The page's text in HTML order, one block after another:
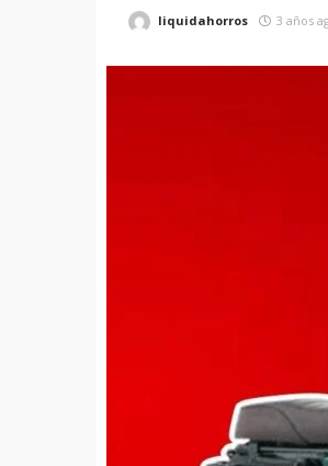
liquidahorros 3 años